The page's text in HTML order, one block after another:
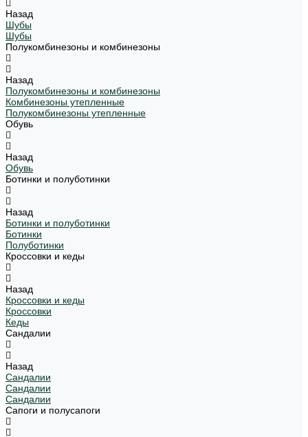
Назад
Шубы
Шубы
Полукомбинезоны и комбинезоны
Назад
Полукомбинезоны и комбинезоны
Комбинезоны утепленные
Полукомбинезоны утепленные
Обувь
Назад
Обувь
Ботинки и полуботинки
Назад
Ботинки и полуботинки
Ботинки
Полуботинки
Кроссовки и кеды
Назад
Кроссовки и кеды
Кроссовки
Кеды
Сандалии
Назад
Сандалии
Сандалии
Сандалии
Сапоги и полусапоги